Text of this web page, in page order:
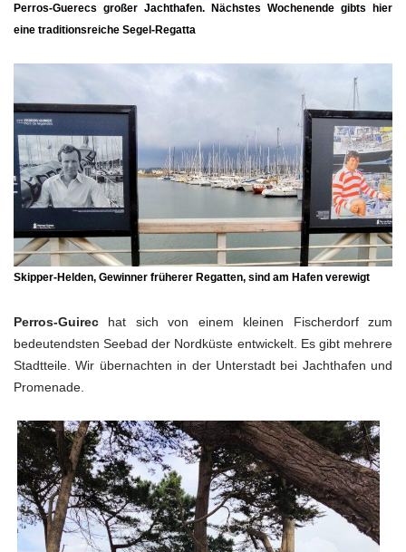
Perros-Guerecs großer Jachthafen. Nächstes Wochenende gibts hier
eine traditionsreiche Segel-Regatta
Skipper-Helden, Gewinner früherer Regatten, sind am Hafen verewigt
Perros-Guirec hat sich von einem kleinen Fischerdorf zum
bedeutendsten Seebad der Nordküste entwickelt. Es gibt mehrere
Stadtteile. Wir übernachten in der Unterstadt bei Jachthafen und
Promenade.